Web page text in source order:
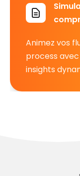
Animez vos
process
insights